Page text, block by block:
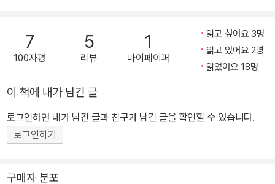
인 스토리는 어린 아이에서 어른들까지, 시리즈 전작을 보지 않은 관
객들까지 사로잡으며 돌풍을 일으켰습니다. 미국에서 개봉 첫 2주 동
안 박스 오피스 1위, 개봉 28일 만에 전미 3억 4천만 달러의 수입을
가받고 있습니다. 한국인을 위한 맞춤형 영어 원서! 이 책은 애니메이
션 <토이 스토리3>의 내용을 그대로 담고 있는 현지의 소설판을 영
어 초보자도 부담 없이 읽을 수 있도록 구성한 책입니다. 기존의 『영
화로 읽는 영어원서』시리즈에서 더 나아가 원서 본문과 콘텐츠 부분
7
100자평
5
리뷰
1
마이페이퍼
읽고 싶어요 3명
읽고 있어요 2명
읽었어요 18명
이 책에 내가 남긴 글
로그인하면 내가 남긴 글과 친구가 남긴 글을 확인할 수 있습니다.
로그인하기
구매자 분포